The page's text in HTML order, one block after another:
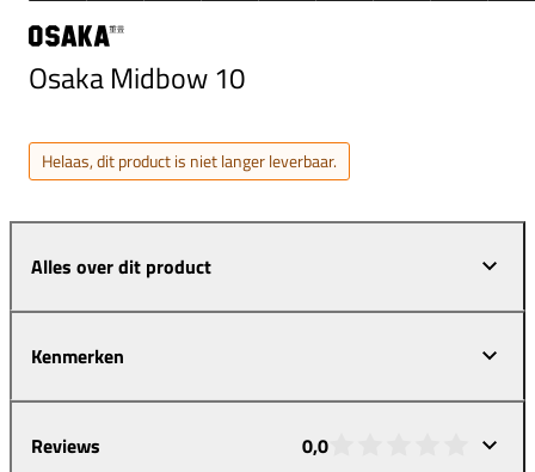
Osaka Midbow 10
Helaas, dit product is niet langer leverbaar.
Alles over dit product
Kenmerken
Reviews 0,0